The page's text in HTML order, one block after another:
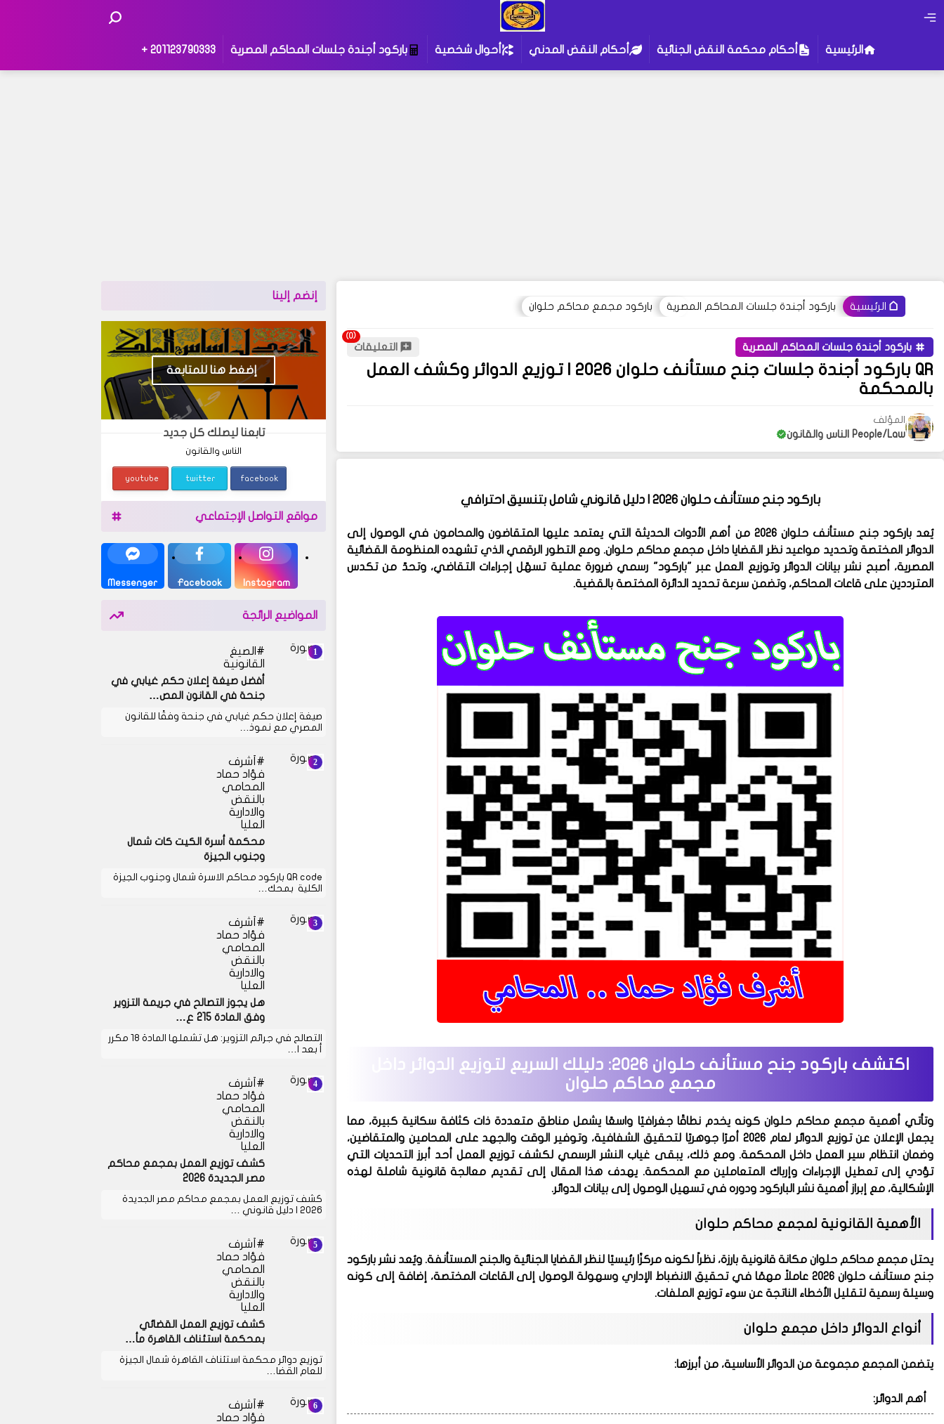
الرئيسية أحكام محكمة النقض الجنائية أحكام النقض المدني أحوال شخصية باركود أجندة جلسات المحاكم المصرية 201123790333 +
الرئيسية باركود أجندة جلسات المحاكم المصرية باركود مجمع محاكم حلوان
باركود أجندة جلسات المحاكم المصرية التعليقات
QR باركود أجندة جلسات جنح مستأنف حلوان 2026 | توزيع الدوائر وكشف العمل
بالمحكمة
المؤلف
People/Law الناس والقانون
باركود جنح مستأنف حلوان 2026 | دليل قانوني شامل بتنسيق احترافي
يُعدباركود جنح مستأنف حلوان 2026
من أهم الأدوات الحديثة التي يعتمد عليها المتقاضون والمحامون في الوصول إلى
الدوائر المختصة وتحديد مواعيد نظر القضايا داخل مجمع محاكم حلوان. ومع التطور الرقمي الذي تشهده المنظومة القضائية
المصرية، أصبح نشر بيانات الدوائر وتوزيع العمل عبر "باركود" رسمي ضرورة عملية تسهّل إجراءات التقاضي، وتحدّ من تكدس
المترددين على قاعات المحاكم، وتضمن سرعة تحديد الدائرة المختصة بالقضية.
اكتشف باركود جنح مستأنف حلوان 2026: دليلك السريع لتوزيع الدوائر داخل
مجمع محاكم حلوان
وتأتي أهميةمجمع محاكم حلوان كونه يخدم نطاقًا جغرافيًا واسعًا يشمل مناطق متعددة ذات كثافة سكانية كبيرة، مما
يجعل الإعلان عن توزيع الدوائر لعام 2026 أمرًا جوهريًا لتحقيق الشفافية، وتوفير الوقت والجهد على المحامين والمتقاضين،
وضمان انتظام سير العمل داخل المحكمة. ومع ذلك، يبقى غياب النشر الرسمي لكشف توزيع العمل أحد أبرز التحديات التي
تؤدي إلى تعطيل الإجراءات وإرباك المتعاملين مع المحكمة. يهدف هذا المقال إلى تقديم معالجة قانونية شاملة لهذه
الإشكالية، مع إبراز أهمية نشر الباركود ودوره في تسهيل الوصول إلى بيانات الدوائر.
الأهمية القانونية لمجمع محاكم حلوان
يحتل مجمع محاكم حلوان مكانة قانونية بارزة، نظراً لكونه مركزًا رئيسيًا لنظر القضايا الجنائية والجنح المستأنفة. ويُعد نشر باركود
جنح مستأنف حلوان 2026
عاملاً مهمًا في تحقيق الانضباط الإداري وسهولة الوصول إلى القاعات المختصة، إضافة إلى كونه
وسيلة رسمية لتقليل الأخطاء الناتجة عن سوء توزيع الملفات.
أنواع الدوائر داخل مجمع حلوان
يتضمن المجمع مجموعة من الدوائر الأساسية، من أبرزها:
أهم الدوائر:
إنضم إلينا
إضغط هنا للمتابعة
تابعنا ليصلك كل جديد
الناس والقانون
facebook
twitter
youtube
مواقع التواصل الإجتماعي
Instagram
Facebook
Messenger
المواضيع الرائجة
الصيغ
القانونية
أفضل صيغة إعلان حكم غيابي في
جنحة في القانون المص…
صيغة إعلان حكم غيابي في جنحة وفقًا للقانون
المصري مع نموذ…
أشرف
فؤاد حماد
المحامي
بالنقض
والادارية
العليا
محكمة أسرة الكيت كات شمال
وجنوب الجيزة
QR code باركود محاكم الاسرة شمال وجنوب الجيزة
الكلية بمحك…
أشرف
فؤاد حماد
المحامي
بالنقض
والادارية
العليا
هل يجوز التصالح في جريمة التزوير
وفق المادة 215 ع…
التصالح في جرائم التزوير: هل تشملها المادة 18 مكرر
أ بعد ا…
أشرف
فؤاد حماد
المحامي
بالنقض
والادارية
العليا
كشف توزيع العمل بمجمع محاكم
مصر الجديدة 2026
كشف توزيع العمل بمجمع محاكم مصر الجديدة
2026 | دليل قانوني …
أشرف
فؤاد حماد
المحامي
بالنقض
والادارية
العليا
كشف توزيع العمل القضائي
بمحكمة استئناف القاهرة مأ…
توزيع دوائر محكمة استئناف القاهرة شمال الجيزة
للعام القضا…
أشرف
فؤاد حماد